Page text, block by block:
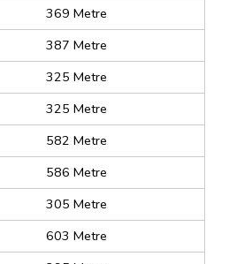
369 Metre
387 Metre
325 Metre
325 Metre
582 Metre
586 Metre
305 Metre
603 Metre